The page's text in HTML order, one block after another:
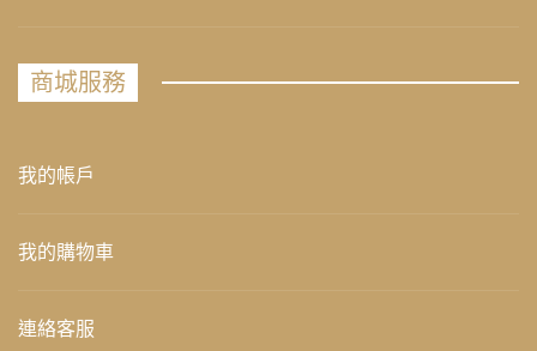
商城服務
我的帳戶
我的購物車
連絡客服